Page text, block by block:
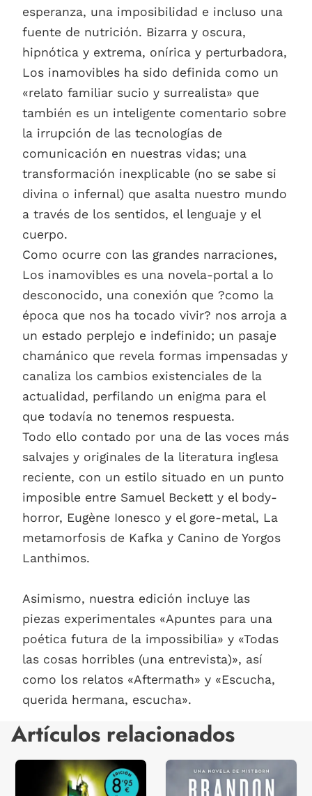
esperanza, una imposibilidad e incluso una
fuente de nutrición. Bizarra y oscura,
hipnótica y extrema, onírica y perturbadora,
Los inamovibles ha sido definida como un
«relato familiar sucio y surrealista» que
también es un inteligente comentario sobre
la irrupción de las tecnologías de
comunicación en nuestras vidas; una
transformación inexplicable (no se sabe si
divina o infernal) que asalta nuestro mundo
a través de los sentidos, el lenguaje y el
cuerpo.
Como ocurre con las grandes narraciones,
Los inamovibles es una novela-portal a lo
desconocido, una conexión que ?como la
época que nos ha tocado vivir? nos arroja a
un estado perplejo e indefinido; un pasaje
chamánico que revela formas impensadas y
canaliza los cambios existenciales de la
actualidad, perfilando un enigma para el
que todavía no tenemos respuesta.
Todo ello contado por una de las voces más
salvajes y originales de la literatura inglesa
reciente, con un estilo situado en un punto
imposible entre Samuel Beckett y el body-
horror, Eugène Ionesco y el gore-metal, La
metamorfosis de Kafka y Canino de Yorgos
Lanthimos.
Asimismo, nuestra edición incluye las
piezas experimentales «Apuntes para una
poética futura de la impossibilia» y «Todas
las cosas horribles (una entrevista)», así
como los relatos «Aftermath» y «Escucha,
querida hermana, escucha».
Artículos relacionados